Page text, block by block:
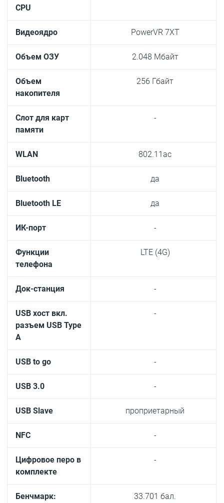
CPU
Видеоядро PowerVR 7XT
Объем ОЗУ 2.048 Мбайт
Объем
накопителя
256 Гбайт
Слот для карт
памяти
-
WLAN 802.11ac
Bluetooth да
Bluetooth LE да
ИК-порт -
Функции
телефона
LTE (4G)
Док-станция -
USB хост вкл.
разъем USB Type
A
-
USB to go -
USB 3.0 -
USB Slave проприетарный
NFC -
Цифровое перо в
комплекте
-
Бенчмарк:
33.701 бал.